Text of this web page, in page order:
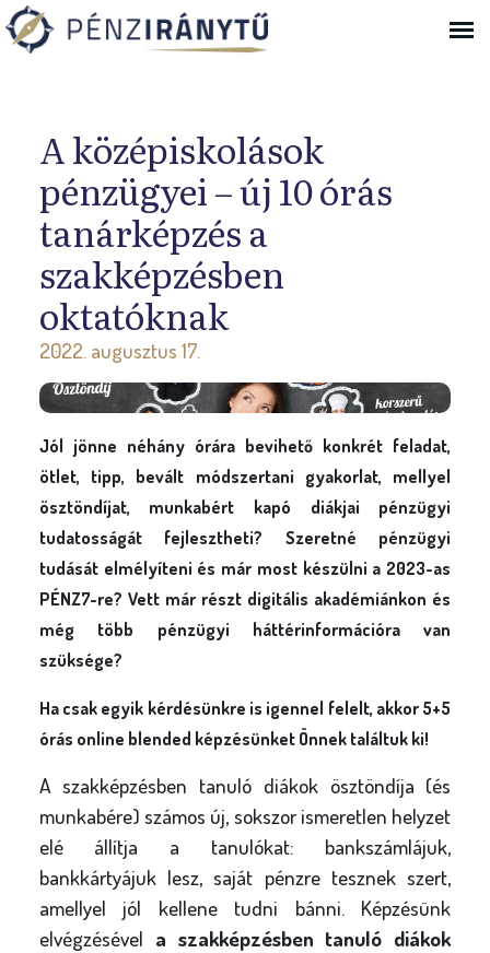
Ugrás a navigációhoz
A középiskolások
pénzügyei – új 10 órás
tanárképzés a
szakképzésben
oktatóknak
2022. augusztus 17.
Jól jönne néhány órára bevihető konkrét feladat,
ötlet, tipp, bevált módszertani gyakorlat, mellyel
ösztöndíjat, munkabért kapó diákjai pénzügyi
tudatosságát fejlesztheti? Szeretné pénzügyi
tudását elmélyíteni és már most készülni a 2023-as
PÉNZ7-re? Vett már részt digitális akadémiánkon és
még több pénzügyi háttérinformációra van
szüksége?
Ha csak egyik kérdésünkre is igennel felelt, akkor 5+5
órás online blended képzésünket Önnek találtuk ki!
A szakképzésben tanuló diákok ösztöndíja (és
munkabére) számos új, sokszor ismeretlen helyzet
elé állítja a tanulókat: bankszámlájuk,
bankkártyájuk lesz, saját pénzre tesznek szert,
amellyel jól kellene tudni bánni. Képzésünk
elvégzésével a szakképzésben tanuló diákok